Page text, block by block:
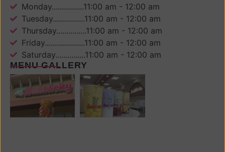
Monday................11:00 am - 12:00 am
Tuesday................11:00 am - 12:00 am
Thursday...............11:00 am - 12:00 am
Friday....................11:00 am - 12:00 am
Saturday...............11:00 am - 12:00 am
MENU GALLERY